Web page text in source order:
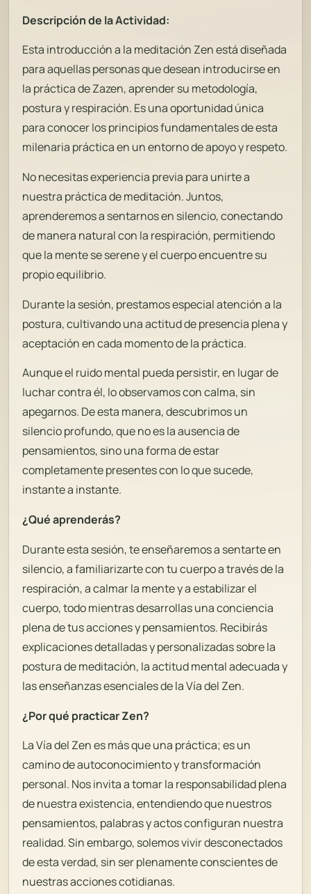
Descripción de la Actividad:
Esta introducción a la meditación Zen está diseñada
para aquellas personas que desean introducirse en
la práctica de Zazen, aprender su metodología,
postura y respiración. Es una oportunidad única
para conocer los principios fundamentales de esta
milenaria práctica en un entorno de apoyo y respeto.
No necesitas experiencia previa para unirte a
nuestra práctica de meditación. Juntos,
aprenderemos a sentarnos en silencio, conectando
de manera natural con la respiración, permitiendo
que la mente se serene y el cuerpo encuentre su
propio equilibrio.
Durante la sesión, prestamos especial atención a la
postura, cultivando una actitud de presencia plena y
aceptación en cada momento de la práctica.
Aunque el ruido mental pueda persistir, en lugar de
luchar contra él, lo observamos con calma, sin
apegarnos. De esta manera, descubrimos un
silencio profundo, que no es la ausencia de
pensamientos, sino una forma de estar
completamente presentes con lo que sucede,
instante a instante.
¿Qué aprenderás?
Durante esta sesión, te enseñaremos a sentarte en
silencio, a familiarizarte con tu cuerpo a través de la
respiración, a calmar la mente y a estabilizar el
cuerpo, todo mientras desarrollas una conciencia
plena de tus acciones y pensamientos. Recibirás
explicaciones detalladas y personalizadas sobre la
postura de meditación, la actitud mental adecuada y
las enseñanzas esenciales de la Vía del Zen.
¿Por qué practicar Zen?
La Vía del Zen es más que una práctica; es un
camino de autoconocimiento y transformación
personal. Nos invita a tomar la responsabilidad plena
de nuestra existencia, entendiendo que nuestros
pensamientos, palabras y actos configuran nuestra
realidad. Sin embargo, solemos vivir desconectados
de esta verdad, sin ser plenamente conscientes de
nuestras acciones cotidianas.